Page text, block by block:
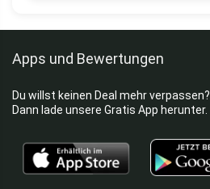
Apps und Bewertungen
Du willst keinen Deal mehr verpassen?
Dann lade unsere Gratis App herunter.